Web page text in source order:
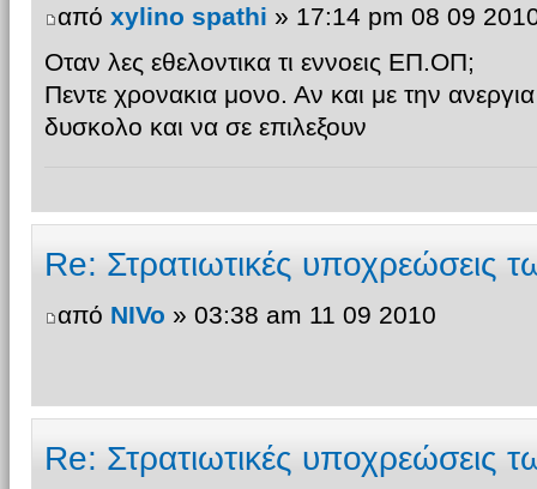
από xylino spathi » 17:14 pm 08 09
Οταν λες εθελοντικα τι εννοεις ΕΠ.ΟΠ;
Πεντε χρονακια μονο. Αν και με την
δυσκολο και να σε επιλεξουν
Re: Στρατιωτικές
από NIVo » 03:38 am 11 09 2010
Re: Στρατιωτικές